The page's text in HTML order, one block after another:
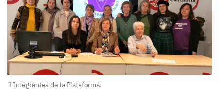
Integrantes de la Plataforma.